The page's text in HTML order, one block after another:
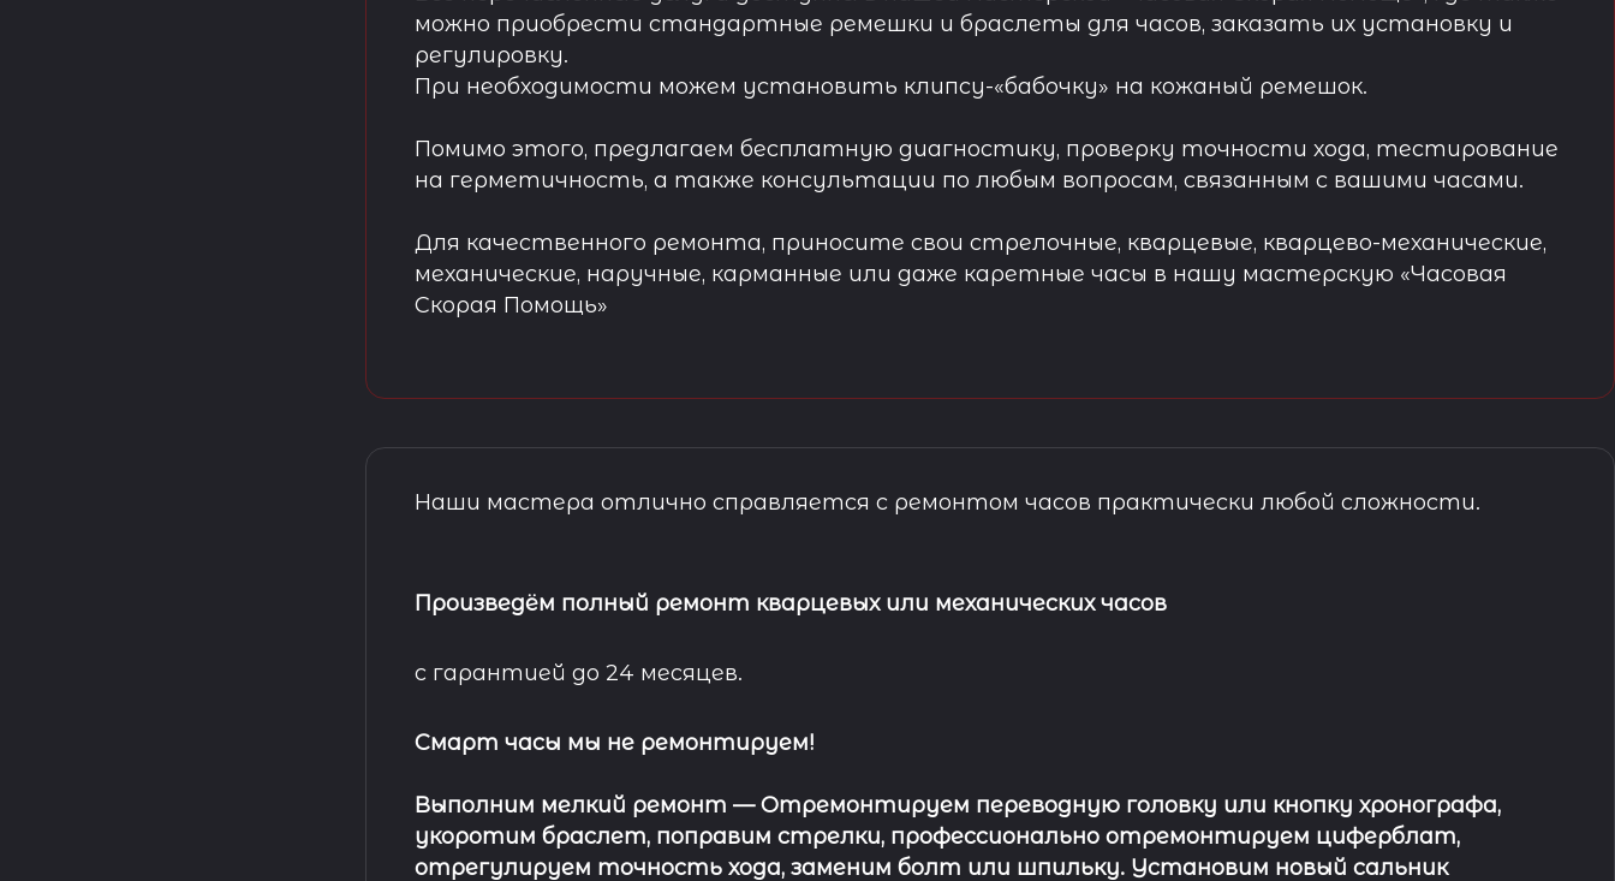
можно приобрести стандартные ремешки и браслеты для часов, заказать их установку и
регулировку.
При необходимости можем установить клипсу-«бабочку» на кожаный ремешок.
Помимо этого, предлагаем бесплатную диагностику, проверку точности хода, тестирование
на герметичность, а также консультации по любым вопросам, связанным с вашими часами.
Для качественного ремонта, приносите свои стрелочные, кварцевые, кварцево-механические,
механические, наручные, карманные или даже каретные часы в нашу мастерскую «Часовая
Скорая Помощь»
Наши мастера отлично справляется с ремонтом часов практически любой сложности.
Произведём полный ремонт кварцевых или механических часов
с гарантией до 24 месяцев.
Смарт часы мы не ремонтируем!
Выполним мелкий ремонт — Отремонтируем переводную головку или кнопку хронографа,
укоротим браслет, поправим стрелки, профессионально отремонтируем циферблат,
отрегулируем точность хода, заменим болт или шпильку. Установим новый сальник